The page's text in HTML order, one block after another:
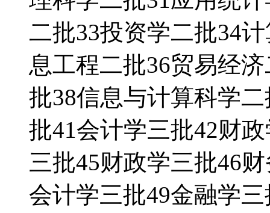
二批33投资学二批34
息工程二批36贸易经
批38信息与计算科学
批41会计学三批42财
三批45财政学三批46
会计学三批49金融学